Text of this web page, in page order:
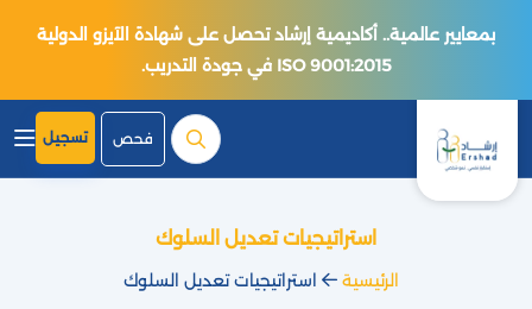
بمعايير عالمية.. أكاديمية إرشاد تحصل على شهادة الآيزو الدولية
ISO 9001:2015 في جودة التدريب.
فحص تسجيل
استراتيجيات تعديل السلوك
الرئيسية استراتيجيات تعديل السلوك